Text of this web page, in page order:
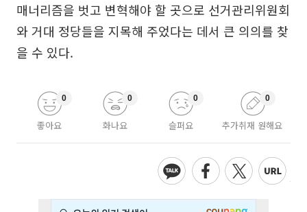
매너리즘을 벗고 변혁해야 할 곳으로 선거관리위원회
와 거대 정당들을 지목해 주었다는 데서 큰 의의를 찾
을 수 있다.
좋아요
0
화나요
0
슬퍼요
0
추가취재 원해요
0